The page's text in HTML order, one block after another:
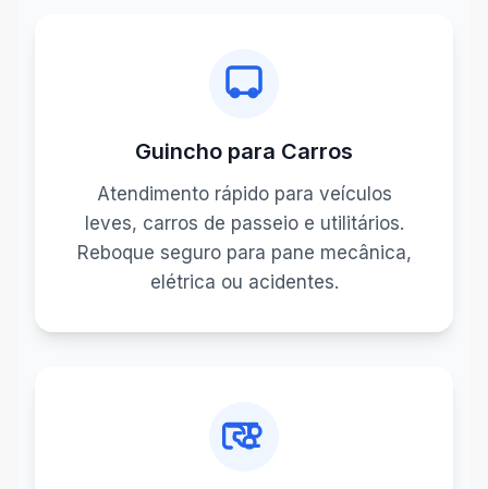
Guincho para Carros
Atendimento rápido para veículos
leves, carros de passeio e utilitários.
Reboque seguro para pane mecânica,
elétrica ou acidentes.